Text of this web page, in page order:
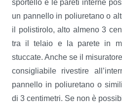
sportello e le pareti interne
un pannello in poliuretano o
il polistirolo, alto almeno 3
tra il telaio e la parete in
stuccate. Anche se il
consigliabile rivestire
pannello in poliuretano o
di 3 centimetri. Se non è